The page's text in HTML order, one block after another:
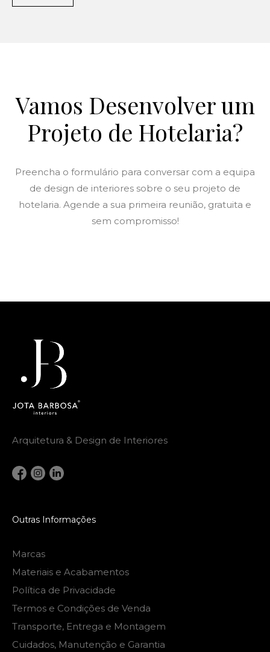
Vamos Desenvolver um
Projeto de Hotelaria?
Preencha o formulário para conversar com a equipa
de design de interiores sobre o seu projeto de
hotelaria. Agende a sua primeira reunião, gratuita e
sem compromisso!
Arquitetura & Design de Interiores
Outras Informações
Marcas
Materiais e Acabamentos
Política de Privacidade
Termos e Condições de Venda
Transporte, Entrega e Montagem
Cuidados, Manutenção e Garantia